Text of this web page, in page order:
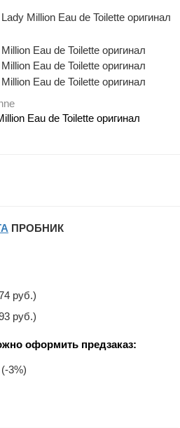
Eau de Toilette оригинал
ПРОБНИК
руб.)
руб.)
оформить предзаказ:
3%)